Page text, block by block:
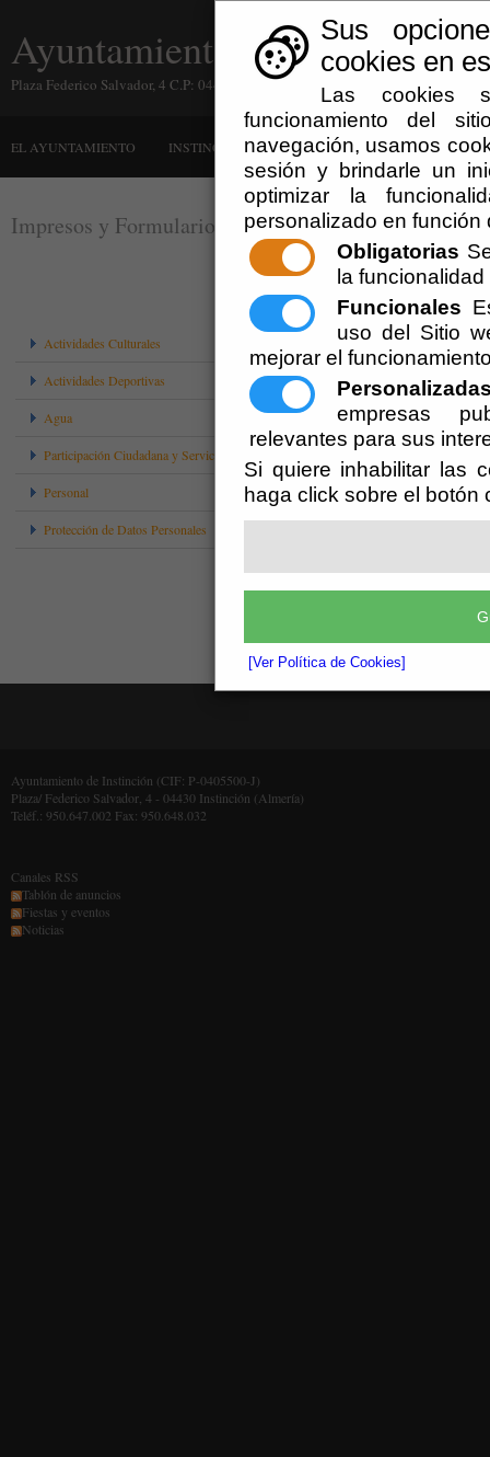
Sus
cookies en
Las cookies
funcionamiento del
navegación, usamos
sesión y brindarle un
optimizar la
personalizado en función
Obligatorias
la
Funcionales
uso del Sitio
mejorar el
empresas
relevantes para sus
Si quiere inhabilitar las
haga click sobre el botón
[Ver Política de Cookies]
Ayuntamiento de Instinción
Plaza Federico Salvador, 4 C.P: 04430 Instinción (Almería)
EL AYUNTAMIENTO INSTINCIÓN ADMINISTRACIÓN-E QUE
Impresos y Formularios
Actividades Culturales
Actividades Deportivas
Agua
Participación Ciudadana y Servicio de Atención
Personal
Protección de Datos Personales
Ayuntamiento de Instinción (CIF: P-0405500-J)
Plaza/ Federico Salvador, 4 - 04430 Instinción (Almería)
Teléf.: 950.647.002 Fax: 950.648.032
Canales RSS
Tablón de anuncios
Fiestas y eventos
Noticias